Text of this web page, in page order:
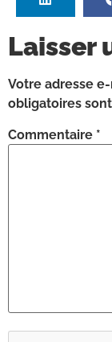
Laisser
Votre adresse
obligatoires
Commentaire *